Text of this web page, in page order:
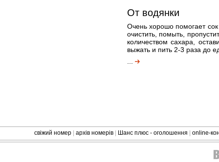
От водянки
Очень хорошо помогает
очистить, помыть,
количеством сахара,
выжать и пить 2-3 раза до
свіжий номер архів номерів Шанс плюс - оголошення online-